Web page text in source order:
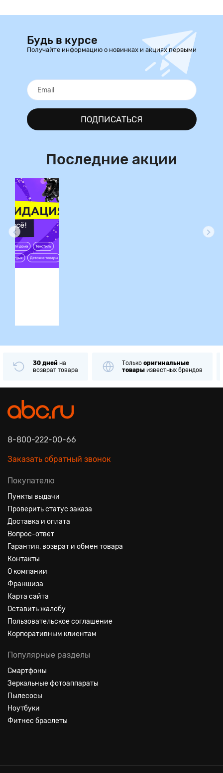
Будь в курсе
Получайте информацию о новинках и акциях первыми
ПОДПИСАТЬСЯ
Последние акции
30 дней на
возврат товара
Только оригинальные
товары известных брендов
8-800-222-00-66
Заказать обратный звонок
Покупателю
Пункты выдачи
Проверить статус заказа
Доставка и оплата
Вопрос-ответ
Гарантия, возврат и обмен товара
Контакты
О компании
Франшиза
Карта сайта
Оставить жалобу
Пользовательское соглашение
Корпоративным клиентам
Популярные разделы
Смартфоны
Зеркальные фотоаппараты
Пылесосы
Ноутбуки
Фитнес браслеты